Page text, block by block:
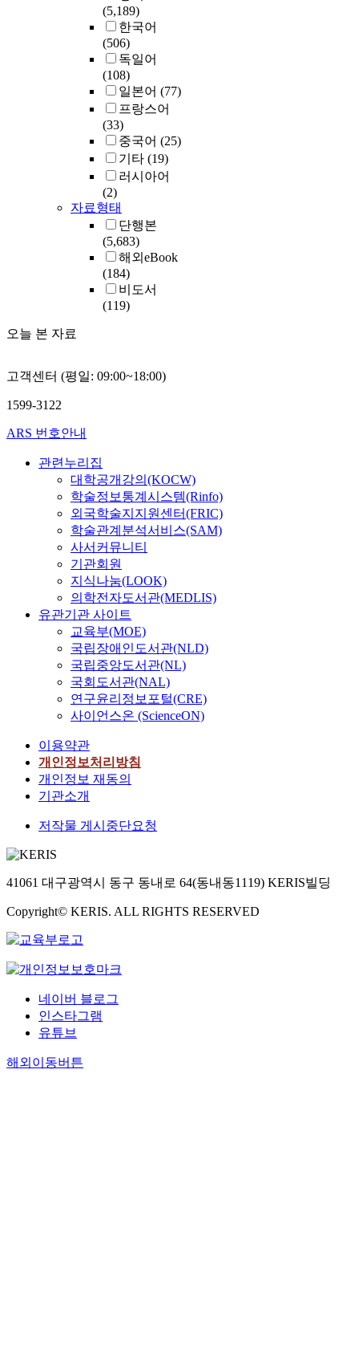
(5,189)
한국어
(506)
독일어
(108)
일본어 (77)
프랑스어
(33)
중국어 (25)
기타 (19)
러시아어
(2)
자료형태
단행본
(5,683)
해외eBook
(184)
비도서
(119)
오늘 본 자료
고객센터 (평일: 09:00~18:00)
1599-3122
ARS 번호안내
관련누리집
대학공개강의(KOCW)
학술정보통계시스템(Rinfo)
외국학술지지원센터(FRIC)
학술관계분석서비스(SAM)
사서커뮤니티
기관회원
지식나눔(LOOK)
의학전자도서관(MEDLIS)
유관기관 사이트
교육부(MOE)
국립장애인도서관(NLD)
국립중앙도서관(NL)
국회도서관(NAL)
연구윤리정보포털(CRE)
사이언스온 (ScienceON)
이용약관
개인정보처리방침
개인정보 재동의
기관소개
저작물 게시중단요청
41061 대구광역시 동구 동내로 64(동내동1119) KERIS빌딩
Copyright© KERIS. ALL RIGHTS RESERVED
네이버 블로그
인스타그램
유튜브
해외이동버튼